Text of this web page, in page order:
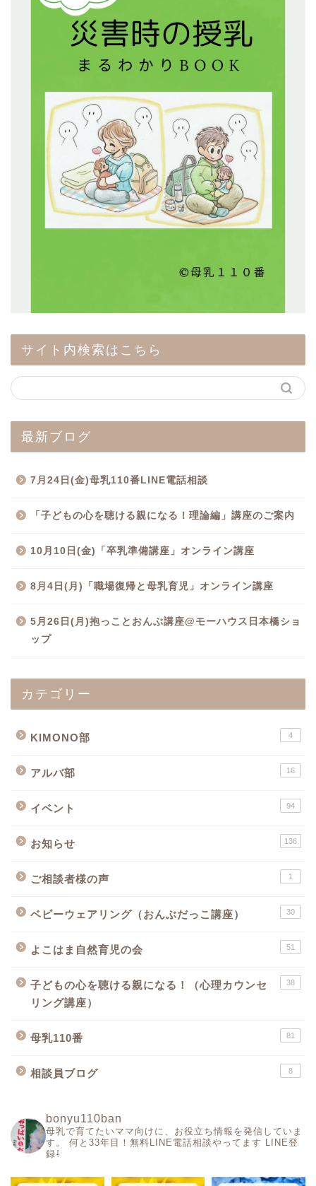
サイト内検索はこちら
最新ブログ
7月24日(金)母乳110番LINE電話相談
「子どもの心を聴ける親になる！理論編」講座のご案内
10月10日(金)「卒乳準備講座」オンライン講座
8月4日(月)「職場復帰と母乳育児」オンライン講座
5月26日(月)抱っことおんぶ講座@モーハウス日本橋ショ
ップ
カテゴリー
KIMONO部 4
アルバ部 16
イベント 94
お知らせ 136
ご相談者様の声 1
ベビーウェアリング（おんぶだっこ講座） 30
よこはま自然育児の会 51
子どもの心を聴ける親になる！（心理カウンセ
リング講座）
38
母乳110番 81
相談員ブログ 8
bonyu110ban
母乳で育てたいママ向けに、お役立ち情報を発信していま
す。
何と33年目！無料LINE電話相談やってます LINE登
録⇩